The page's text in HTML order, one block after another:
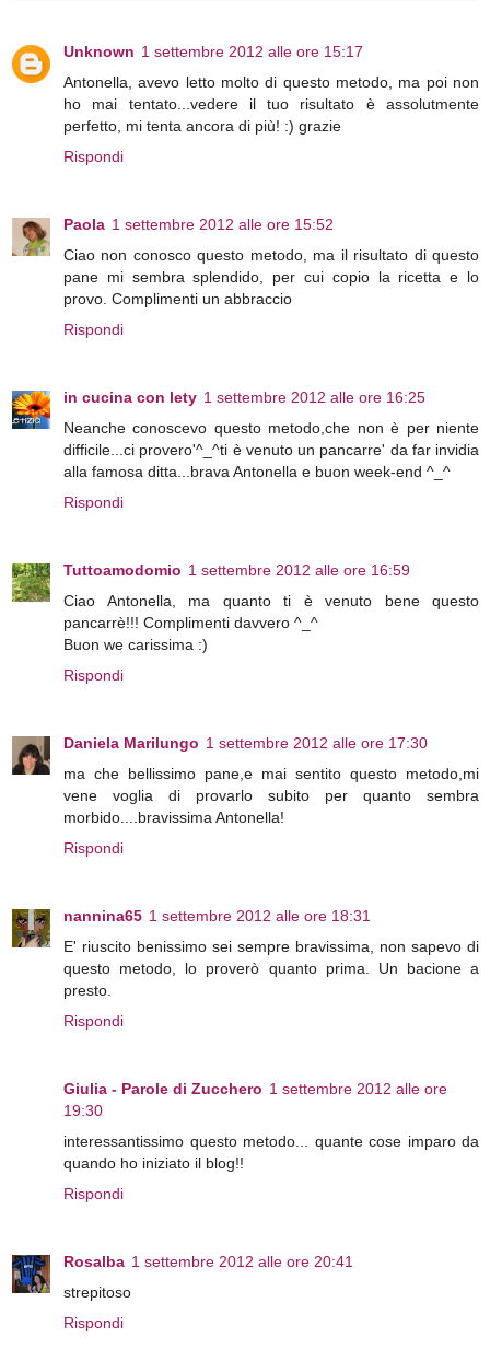
Unknown 1 settembre 2012 alle ore 15:17
Antonella, avevo letto molto di questo metodo, ma poi non
ho mai tentato...vedere il tuo risultato è assolutmente
perfetto, mi tenta ancora di più! :) grazie
Rispondi
Paola 1 settembre 2012 alle ore 15:52
Ciao non conosco questo metodo, ma il risultato di questo
pane mi sembra splendido, per cui copio la ricetta e lo
provo. Complimenti un abbraccio
Rispondi
in cucina con lety 1 settembre 2012 alle ore 16:25
Neanche conoscevo questo metodo,che non è per niente
difficile...ci provero'^_^ti è venuto un pancarre' da far invidia
alla famosa ditta...brava Antonella e buon week-end ^_^
Rispondi
Tuttoamodomio 1 settembre 2012 alle ore 16:59
Ciao Antonella, ma quanto ti è venuto bene questo
pancarrè!!! Complimenti davvero ^_^
Buon we carissima :)
Rispondi
Daniela Marilungo 1 settembre 2012 alle ore 17:30
ma che bellissimo pane,e mai sentito questo metodo,mi
vene voglia di provarlo subito per quanto sembra
morbido....bravissima Antonella!
Rispondi
nannina65 1 settembre 2012 alle ore 18:31
E' riuscito benissimo sei sempre bravissima, non sapevo di
questo metodo, lo proverò quanto prima. Un bacione a
presto.
Rispondi
Giulia - Parole di Zucchero 1 settembre 2012 alle ore
19:30
interessantissimo questo metodo... quante cose imparo da
quando ho iniziato il blog!!
Rispondi
Rosalba 1 settembre 2012 alle ore 20:41
strepitoso
Rispondi